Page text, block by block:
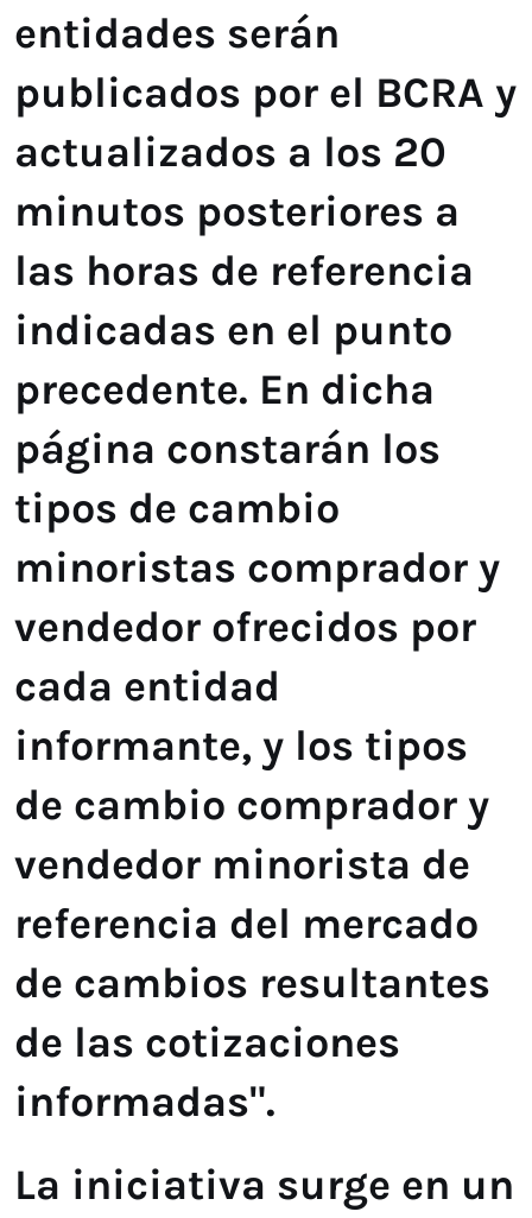
entidades serán
publicados por el BCRA y
actualizados a los 20
minutos posteriores a
las horas de referencia
indicadas en el punto
precedente. En dicha
página constarán los
tipos de cambio
minoristas comprador y
vendedor ofrecidos por
cada entidad
informante, y los tipos
de cambio comprador y
vendedor minorista de
referencia del mercado
de cambios resultantes
de las cotizaciones
informadas".
La iniciativa surge en un